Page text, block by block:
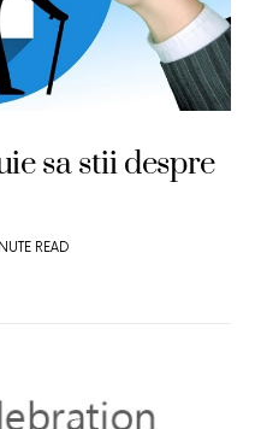
sa stii despre
READ